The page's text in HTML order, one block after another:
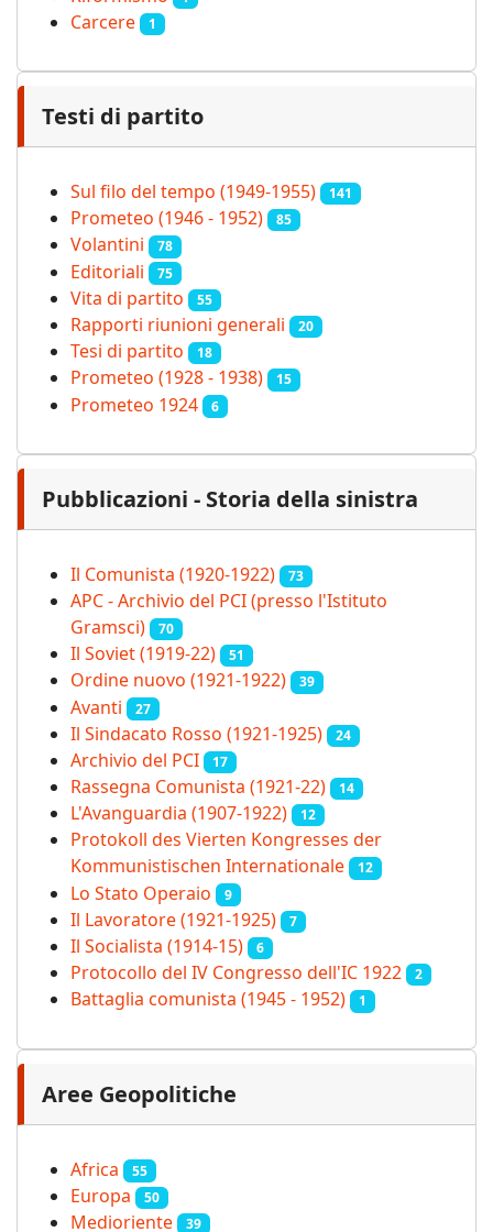
Carcere 1
Testi di partito
Sul filo del tempo (1949-1955) 141
Prometeo (1946 - 1952) 85
Volantini 78
Editoriali 75
Vita di partito 55
Rapporti riunioni generali 20
Tesi di partito 18
Prometeo (1928 - 1938) 15
Prometeo 1924 6
Pubblicazioni - Storia della sinistra
Il Comunista (1920-1922) 73
APC - Archivio del PCI (presso l'Istituto
Gramsci)
70
Il Soviet (1919‑22) 51
Ordine nuovo (1921-1922) 39
Avanti 27
Il Sindacato Rosso (1921-1925) 24
Archivio del PCI 17
Rassegna Comunista (1921‑22) 14
L'Avanguardia (1907-1922) 12
Protokoll des Vierten Kongresses der
Kommunistischen Internationale
12
Lo Stato Operaio 9
Il Lavoratore (1921-1925) 7
Il Socialista (1914‑15) 6
Protocollo del IV Congresso dell'IC 1922 2
Battaglia comunista (1945 - 1952) 1
Aree Geopolitiche
Africa 55
Europa 50
Medioriente 39